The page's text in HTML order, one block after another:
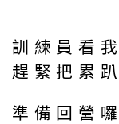
訓練員看
趕緊把累
準備回營